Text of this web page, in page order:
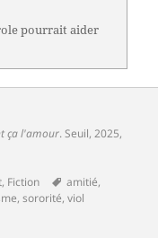
pourrait aider
ça l'amour.Seuil, 2025,
, Fiction
Mots-
clés
amitié,
, sororité, viol